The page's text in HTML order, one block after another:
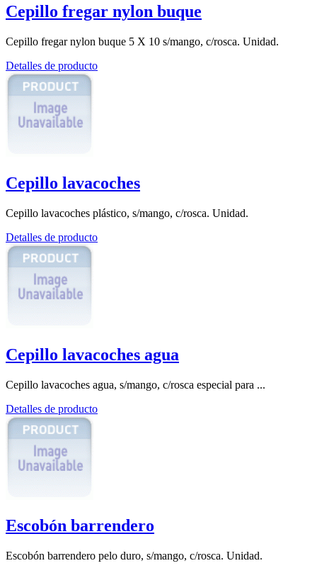
Cepillo fregar nylon buque
Cepillo fregar nylon buque 5 X 10 s/mango, c/rosca. Unidad.
Detalles de producto
Cepillo lavacoches
Cepillo lavacoches plástico, s/mango, c/rosca. Unidad.
Detalles de producto
Cepillo lavacoches agua
Cepillo lavacoches agua, s/mango, c/rosca especial para ...
Detalles de producto
Escobón barrendero
Escobón barrendero pelo duro, s/mango, c/rosca. Unidad.